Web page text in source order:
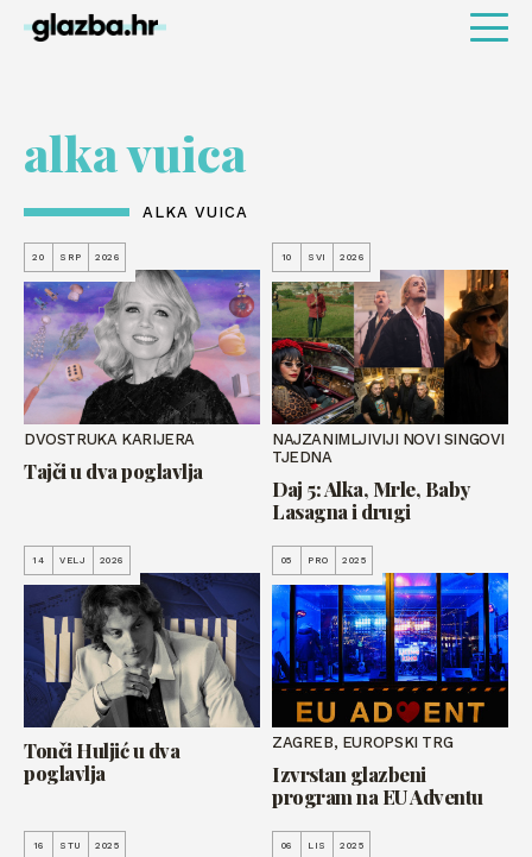
alka vuica
ALKA VUICA
20 SRP 2026
DVOSTRUKA KARIJERA
Tajči u dva poglavlja
10 SVI 2026
NAJZANIMLJIVIJI NOVI SINGOVI
TJEDNA
Daj 5: Alka, Mrle, Baby
Lasagna i drugi
14 VELJ 2026
Tonči Huljić u dva
poglavlja
05 PRO 2025
ZAGREB, EUROPSKI TRG
Izvrstan glazbeni
program na EU Adventu
16 STU 2025 06 LIS 2025